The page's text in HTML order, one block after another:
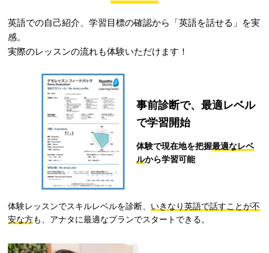
受講回数 64回 通学期間目安 7ヶ月
・一部利用できないスクールがございます。詳しくはお問い合わせください。
・１レッスン50分。
・別途、入学金33,000円（税込）および 教材費が必要となります。
・受講回数が同じでも、通い方（通学ペース）により通学期間目安、受講料は異なります。
※複数パックの割引が適用されております。
留学や海外生活に備える
海外留学／海外生活／ワーキングホリデー
レッスン料金サンプル
受講回数 32回 通学期間目安 4ヶ月 ￥256,960
受講回数 32回 通学期間目安 7ヶ月 ￥292,160
・別途、入学金33,000円（税込）および 教材費が必要となります。
・受講回数が同じでも、通い方（通学ペース）により通学期間目安、受講料は異なります。
レッスン料金サンプル
38回 通学期間目安 8ヶ月
・一部利用できないスクールがございます。詳しくはお問い合わせください。
・１レッスン50分。
・別途、入学金33,000円（税込）および 教材費が必要となります。
・受講回数が同じでも、通い方（通学ペース）により通学期間目安、受講料は異なります。
英語での自己紹介、学習目標の確認から「英語を話せる」を実
感。
実際のレッスンの流れも体験いただけます！
事前診断で、最適レベル
で学習開始
体験で現在地を把握最適なレベ
ルから学習可能
体験レッスンでスキルレベルを診断、 いきなり英語で話すことが不
安な方も、アナタに最適なプランでスタートできる。